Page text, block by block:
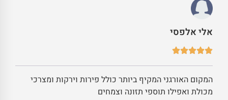
אלי אלפסי
המקום האורגני המקיף ביותר כולל פירות וירקות ומצרכי
מכולת ואפילו תוספי תזונה וצמחים